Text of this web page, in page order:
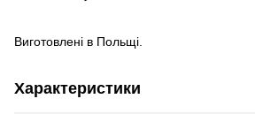
Виготовлені в Польщі.
Характеристики